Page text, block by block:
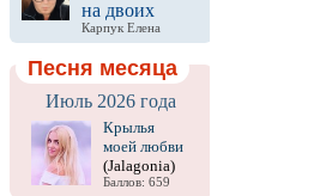
на двоих
Карпук Елена
Песня месяца
Июль 2026 года
Крылья
моей любви
(Jalagonia)
Баллов: 659